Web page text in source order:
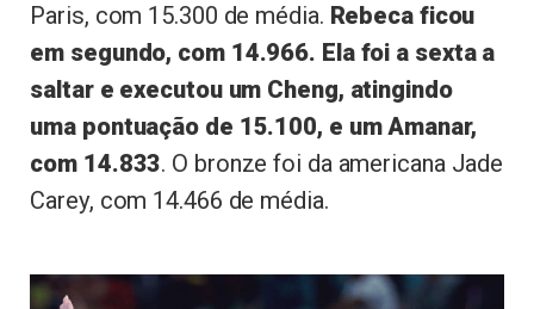
Paris, com 15.300 de média. Rebeca ficou
em segundo, com 14.966. Ela foi a sexta a
saltar e executou um Cheng, atingindo
uma pontuação de 15.100, e um Amanar,
com 14.833. O bronze foi da americana Jade
Carey, com 14.466 de média.